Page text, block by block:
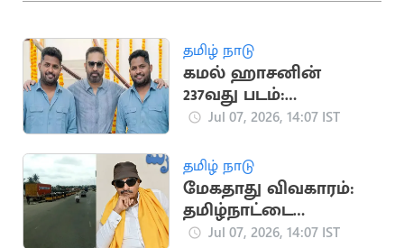
தமிழ் நாடு
கமல் ஹாசனின்
237வது படம்:
அனிமேஷன், ஏஐ
தாமதம்
Jul 07, 2026, 14:07 IST
தமிழ் நாடு
மேகதாது விவகாரம்:
தமிழ்நாட்டை
கண்டித்து வாட்டாள்
Jul 07, 2026, 14:07 IST